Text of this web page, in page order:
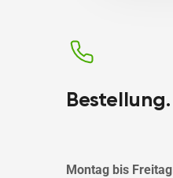
Bestellung.
Montag bis Freitag